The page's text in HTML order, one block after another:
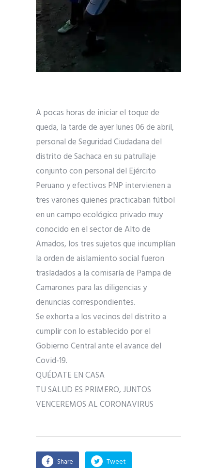
A pocas horas de iniciar el toque de
queda, la tarde de ayer lunes 06 de abril,
personal de Seguridad Ciudadana del
distrito de Sachaca en su patrullaje
conjunto con personal del Ejército
Peruano y efectivos PNP intervienen a
tres varones quienes practicaban fútbol
en un campo ecológico privado muy
conocido en el sector de Alto de
Amados, los tres sujetos que incumplían
la orden de aislamiento social fueron
trasladados a la comisaría de Pampa de
Camarones para las diligencias y
denuncias correspondientes.
Se exhorta a los vecinos del distrito a
cumplir con lo establecido por el
Gobierno Central ante el avance del
Covid-19.
QUÉDATE EN CASA
TU SALUD ES PRIMERO, JUNTOS
VENCEREMOS AL CORONAVIRUS
Share Tweet